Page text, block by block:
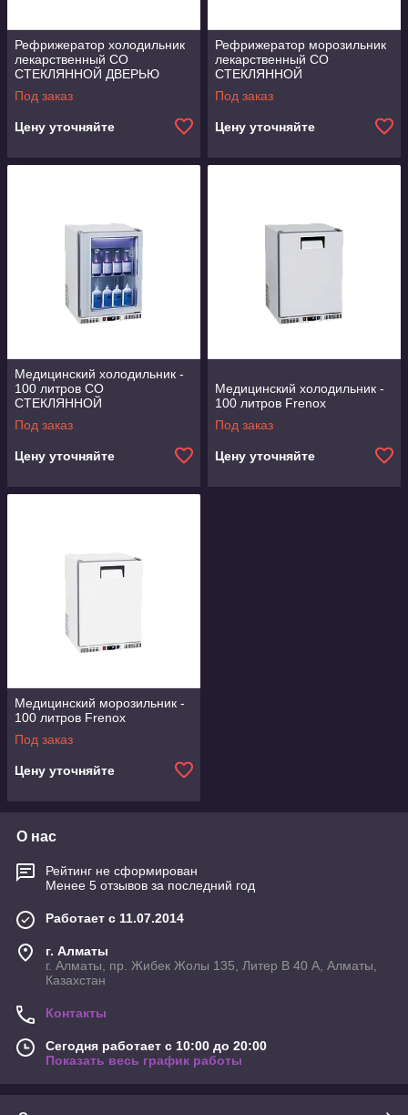
Рефрижератор холодильник
лекарственный СО
СТЕКЛЯННОЙ ДВЕРЬЮ
FRENOX
Под заказ
Цену уточняйте
Рефрижератор морозильник
лекарственный СО
СТЕКЛЯННОЙ
ДВЕРЬЮ Frenox
Под заказ
Цену уточняйте
Медицинский холодильник -
100 литров СО
СТЕКЛЯННОЙ
ДВЕРЬЮ Frenox
Под заказ
Цену уточняйте
Медицинский холодильник -
100 литров Frenox
Под заказ
Цену уточняйте
Медицинский морозильник -
100 литров Frenox
Под заказ
Цену уточняйте
О нас
Рейтинг не сформирован
Менее 5 отзывов за последний год
Работает с 11.07.2014
г. Алматы
г. Алматы, пр. Жибек Жолы 135, Литер В 40 А, Алматы,
Казахстан
Контакты
Сегодня работает с 10:00 до 20:00
Показать весь график работы